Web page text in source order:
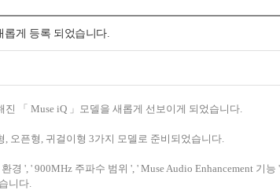
롭게 등록 되었습니다.
「 Muse iQ 」모델을 새롭게 선보이게 되었습니다.
오픈형, 귀걸이형 3가지 모델로 준비되었습니다.
경 ', ' 900MHz 주파수 범위 ', ' Muse Audio Enhancement 기능
니다.